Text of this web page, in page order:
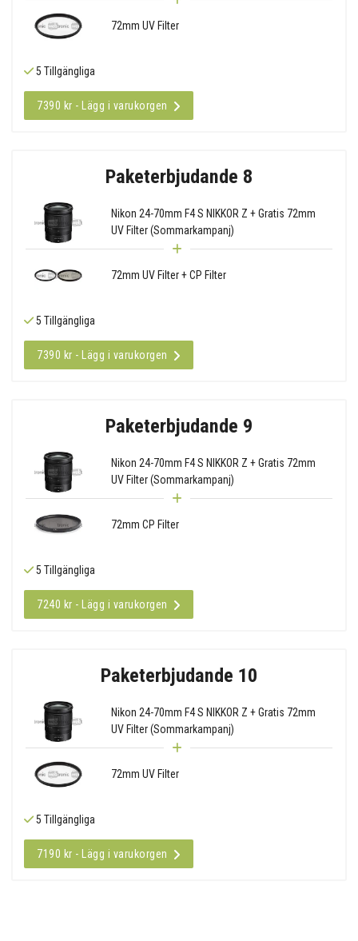
72mm UV Filter
5 Tillgängliga
7390 kr - Lägg i varukorgen
Paketerbjudande 8
Nikon 24-70mm F4 S NIKKOR Z + Gratis 72mm
UV Filter (Sommarkampanj)
72mm UV Filter + CP Filter
5 Tillgängliga
7390 kr - Lägg i varukorgen
Paketerbjudande 9
Nikon 24-70mm F4 S NIKKOR Z + Gratis 72mm
UV Filter (Sommarkampanj)
72mm CP Filter
5 Tillgängliga
7240 kr - Lägg i varukorgen
Paketerbjudande 10
Nikon 24-70mm F4 S NIKKOR Z + Gratis 72mm
UV Filter (Sommarkampanj)
72mm UV Filter
5 Tillgängliga
7190 kr - Lägg i varukorgen